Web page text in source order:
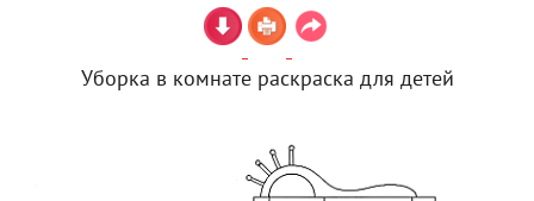
Уборка в комнате раскраска для детей